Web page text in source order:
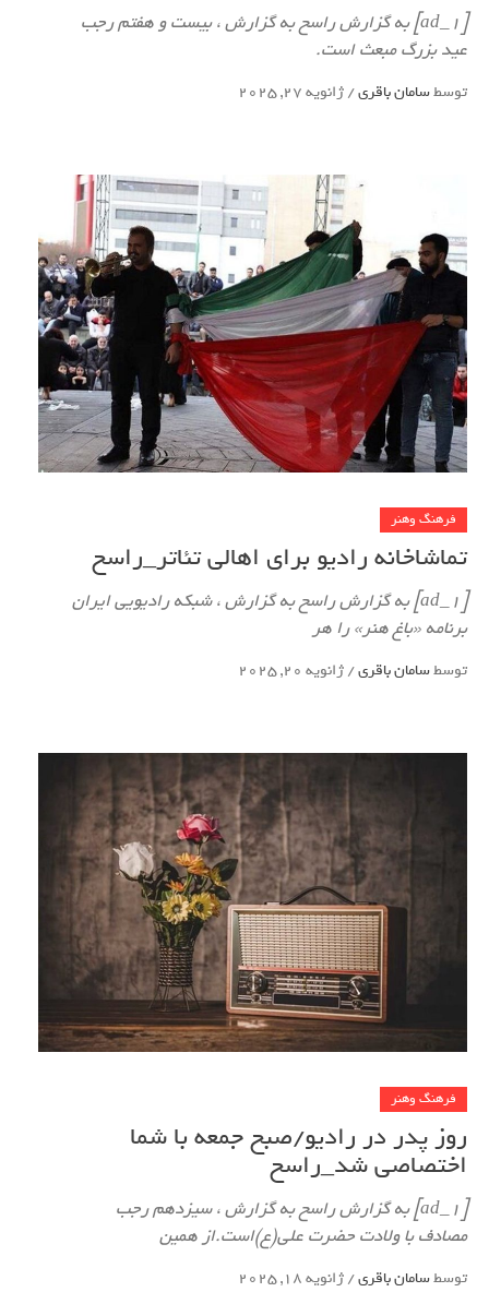
[ad_1] به گزارش راسخ به گزارش ، بیست و هفتم رجب
عید بزرگ مبعث است.
توسطسامان باقری/ژانویه 27, 2025
فرهنگ وهنر
تماشاخانه رادیو برای اهالی تئاتر_راسخ
[ad_1] به گزارش راسخ به گزارش ، شبکه رادیویی ایران
برنامه «باغ هنر» را هر
توسطسامان باقری/ژانویه 20, 2025
فرهنگ وهنر
روز پدر در رادیو/صبح جمعه با شما
اختصاصی شد_راسخ
[ad_1] به گزارش راسخ به گزارش ، سیزدهم رجب
مصادف با ولادت حضرت علی(ع)است.از همین
توسطسامان باقری/ژانویه 18, 2025